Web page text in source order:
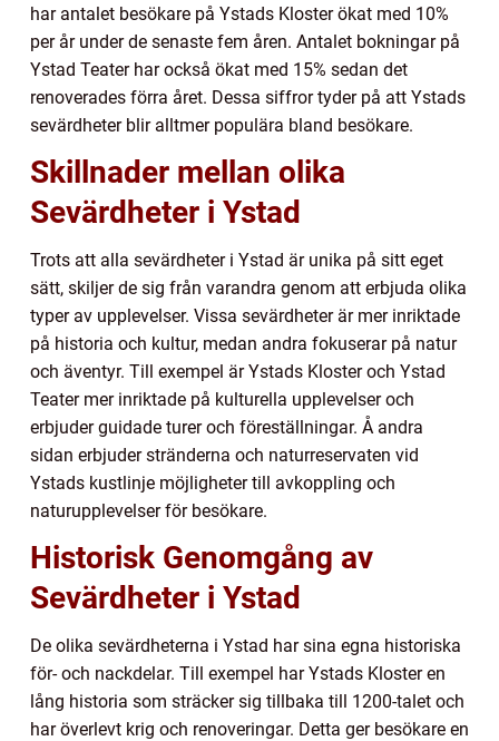
har antalet besökare på Ystads Kloster ökat med 10%
per år under de senaste fem åren. Antalet bokningar på
Ystad Teater har också ökat med 15% sedan det
renoverades förra året. Dessa siffror tyder på att Ystads
sevärdheter blir alltmer populära bland besökare.
Skillnader mellan olika
Sevärdheter i Ystad
Trots att alla sevärdheter i Ystad är unika på sitt eget
sätt, skiljer de sig från varandra genom att erbjuda olika
typer av upplevelser. Vissa sevärdheter är mer inriktade
på historia och kultur, medan andra fokuserar på natur
och äventyr. Till exempel är Ystads Kloster och Ystad
Teater mer inriktade på kulturella upplevelser och
erbjuder guidade turer och föreställningar. Å andra
sidan erbjuder stränderna och naturreservaten vid
Ystads kustlinje möjligheter till avkoppling och
naturupplevelser för besökare.
Historisk Genomgång av
Sevärdheter i Ystad
De olika sevärdheterna i Ystad har sina egna historiska
för- och nackdelar. Till exempel har Ystads Kloster en
lång historia som sträcker sig tillbaka till 1200-talet och
har överlevt krig och renoveringar. Detta ger besökare en